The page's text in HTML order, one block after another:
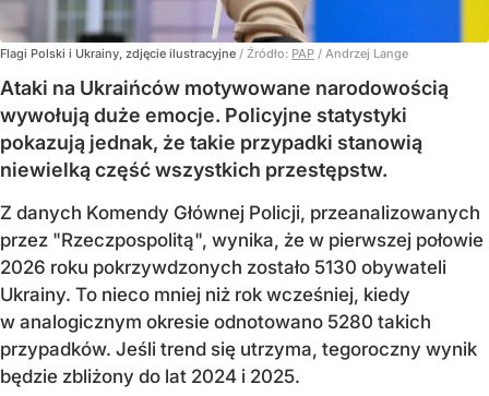
Flagi Polski i Ukrainy, zdjęcie ilustracyjne / Źródło: PAP / Andrzej Lange
Ataki na Ukraińców motywowane narodowością
wywołują duże emocje. Policyjne statystyki
pokazują jednak, że takie przypadki stanowią
niewielką część wszystkich przestępstw.
Z danych Komendy Głównej Policji, przeanalizowanych
przez "Rzeczpospolitą", wynika, że w pierwszej połowie
2026 roku pokrzywdzonych zostało 5130 obywateli
Ukrainy. To nieco mniej niż rok wcześniej, kiedy
w analogicznym okresie odnotowano 5280 takich
przypadków. Jeśli trend się utrzyma, tegoroczny wynik
będzie zbliżony do lat 2024 i 2025.